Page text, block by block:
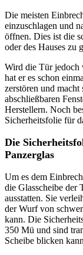
Die meisten
einzuschlagen und
öffnen. Dies ist die
oder des Hauses zu
Wird die Tür jedoch
hat er es schon
zerstören und
abschließbaren
Herstellern. Noch
Sicherheitsfolie für
Die
Panzerglas
Um es dem
die Glasscheibe der
ausstatten. Sie
der Wurf von
kann. Die
350 Mü und sind
Scheibe blicken